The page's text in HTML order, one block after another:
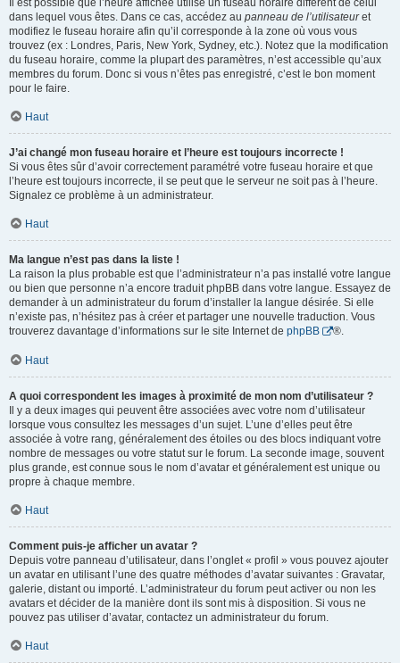
Il est possible que l’heure affichée utilise un fuseau horaire différent de celui
dans lequel vous êtes. Dans ce cas, accédez au panneau de l’utilisateuret
modifiez le fuseau horaire afin qu’il corresponde à la zone où vous vous
trouvez (ex : Londres, Paris, New York, Sydney, etc.). Notez que la modification
du fuseau horaire, comme la plupart des paramètres, n’est accessible qu’aux
membres du forum. Donc si vous n’êtes pas enregistré, c’est le bon moment
pour le faire.
Haut
J’ai changé mon fuseau horaire et l’heure est toujours incorrecte !
Si vous êtes sûr d’avoir correctement paramétré votre fuseau horaire et que
l’heure est toujours incorrecte, il se peut que le serveur ne soit pas à l’heure.
Signalez ce problème à un administrateur.
Haut
Ma langue n’est pas dans la liste !
La raison la plus probable est que l’administrateur n’a pas installé votre langue
ou bien que personne n’a encore traduit phpBB dans votre langue. Essayez de
demander à un administrateur du forum d’installer la langue désirée. Si elle
n’existe pas, n’hésitez pas à créer et partager une nouvelle traduction. Vous
trouverez davantage d’informations sur le site Internet de phpBB ®.
Haut
A quoi correspondent les images à proximité de mon nom d’utilisateur ?
Il y a deux images qui peuvent être associées avec votre nom d’utilisateur
lorsque vous consultez les messages d’un sujet. L’une d’elles peut être
associée à votre rang, généralement des étoiles ou des blocs indiquant votre
nombre de messages ou votre statut sur le forum. La seconde image, souvent
plus grande, est connue sous le nom d’avatar et généralement est unique ou
propre à chaque membre.
Haut
Comment puis-je afficher un avatar ?
Depuis votre panneau d’utilisateur, dans l’onglet « profil » vous pouvez ajouter
un avatar en utilisant l’une des quatre méthodes d’avatar suivantes : Gravatar,
galerie, distant ou importé. L’administrateur du forum peut activer ou non les
avatars et décider de la manière dont ils sont mis à disposition. Si vous ne
pouvez pas utiliser d’avatar, contactez un administrateur du forum.
Haut